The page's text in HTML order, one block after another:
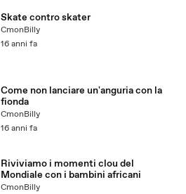
Skate contro skater
CmonBilly
16 anni fa
Come non lanciare un'anguria con la
fionda
CmonBilly
16 anni fa
Riviviamo i momenti clou del
Mondiale con i bambini africani
CmonBilly